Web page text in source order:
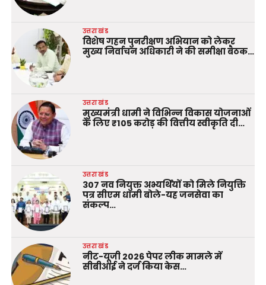
उत्तराखंड
विशेष गहन पुनरीक्षण अभियान को लेकर
मुख्य निर्वाचन अधिकारी ने की समीक्षा बैठक…
उत्तराखंड
मुख्यमंत्री धामी ने विभिन्न विकास योजनाओं
के लिए ₹105 करोड़ की वित्तीय स्वीकृति दी…
उत्तराखंड
307 नव नियुक्त अभ्यर्थियों को मिले नियुक्ति
पत्र सीएम धामी बोले-यह जनसेवा का
संकल्प…
उत्तराखंड
नीट-यूजी 2026 पेपर लीक मामले में
सीबीआई ने दर्ज किया केस…